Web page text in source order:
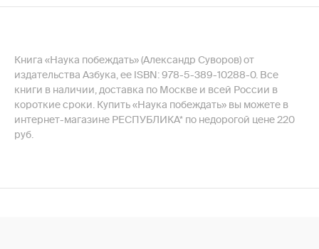
Книга «Наука побеждать» (Александр Суворов) от
издательства Азбука, ее ISBN: 978-5-389-10288-0. Все
книги в наличии, доставка по Москве и всей России в
короткие сроки. Купить «Наука побеждать» вы можете в
интернет-магазине РЕСПУБЛИКА* по недорогой цене 220
руб.